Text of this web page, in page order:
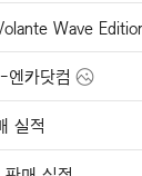
엔카닷컴
실적